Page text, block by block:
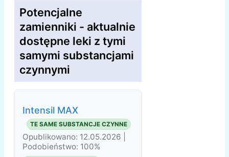
Potencjalne
zamienniki - aktualnie
dostępne leki z tymi
samymi substancjami
czynnymi
Intensil MAX
TE SAME SUBSTANCJE CZYNNE
Opublikowano: 12.05.2026 |
Podobieństwo: 100%